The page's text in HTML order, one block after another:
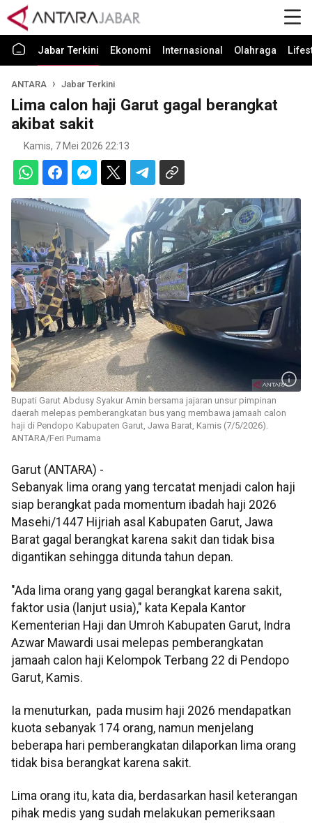
Jabar Terkini Ekonomi Internasional Olahraga
ANTARA Jabar Terkini
Lima calon haji Garut gagal berangkat
akibat sakit
Kamis, 7 Mei 2026 22:13
Bupati Garut Abdusy Syakur Amin bersama jajaran unsur pimpinan
daerah melepas pemberangkatan bus yang membawa jamaah calon
haji di Pendopo Kabupaten Garut, Jawa Barat, Kamis (7/5/2026).
ANTARA/Feri Purnama
Garut (ANTARA) -
Sebanyak lima orang yang tercatat menjadi calon haji
siap berangkat pada momentum ibadah haji 2026
Masehi/1447 Hijriah asal Kabupaten Garut, Jawa
Barat gagal berangkat karena sakit dan tidak bisa
digantikan sehingga ditunda tahun depan.
"Ada lima orang yang gagal berangkat karena sakit,
faktor usia (lanjut usia)," kata Kepala Kantor
Kementerian Haji dan Umroh Kabupaten Garut, Indra
Azwar Mawardi usai melepas pemberangkatan
jamaah calon haji Kelompok Terbang 22 di Pendopo
Garut, Kamis.
Ia menuturkan, pada musim haji 2026 mendapatkan
kuota sebanyak 174 orang, namun menjelang
beberapa hari pemberangkatan dilaporkan lima orang
tidak bisa berangkat karena sakit.
Lima orang itu, kata dia, berdasarkan hasil keterangan
pihak medis yang sudah melakukan pemeriksaan